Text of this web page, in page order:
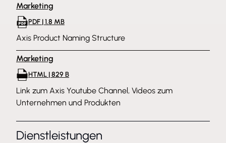
Marketing
PDF | 1.8 MB
Axis Product Naming Structure
Marketing
HTML | 829 B
Link zum Axis Youtube Channel, Videos zum
Unternehmen und Produkten
Dienstleistungen